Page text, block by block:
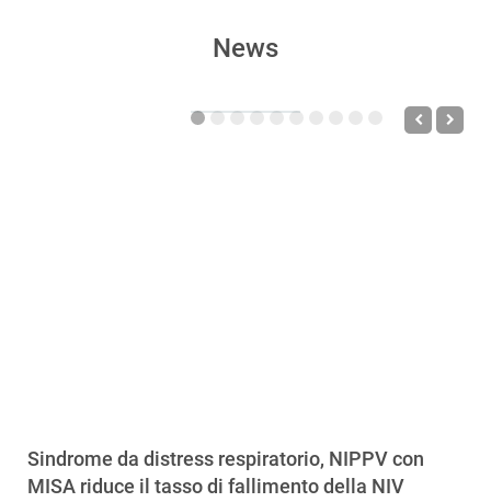
News
Sindrome da distress respiratorio, NIPPV con
MISA riduce il tasso di fallimento della NIV